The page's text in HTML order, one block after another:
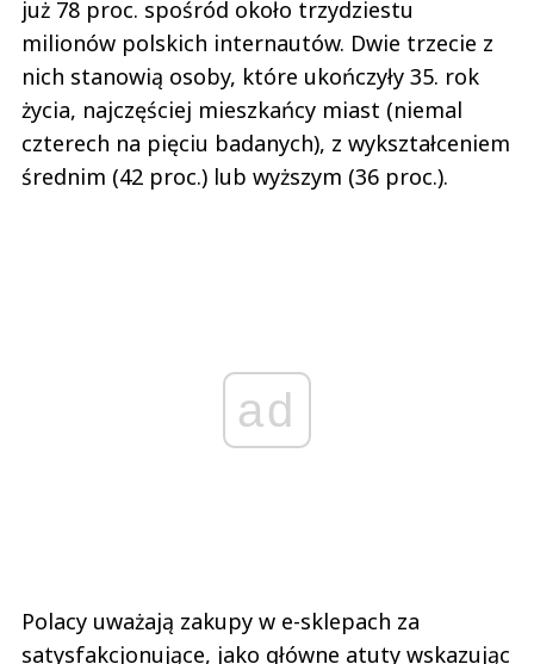
już 78 proc. spośród około trzydziestu
milionów polskich internautów. Dwie trzecie z
nich stanowią osoby, które ukończyły 35. rok
życia, najczęściej mieszkańcy miast (niemal
czterech na pięciu badanych), z wykształceniem
średnim (42 proc.) lub wyższym (36 proc.).
ad
Polacy uważają zakupy w e-sklepach za
satysfakcjonujące, jako główne atuty wskazując